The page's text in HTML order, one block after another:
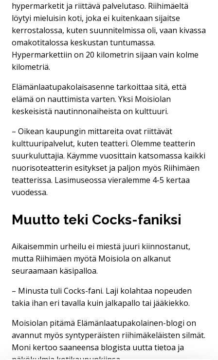
hypermarketit ja riittävä palvelutaso. Riihimäeltä
löytyi mieluisin koti, joka ei kuitenkaan sijaitse
kerrostalossa, kuten suunnitelmissa oli, vaan kivassa
omakotitalossa keskustan tuntumassa.
Hypermarkettiin on 20 kilometrin sijaan vain kolme
kilometriä.
Elämänlaatupakolaisasenne tarkoittaa sitä, että
elämä on nauttimista varten. Yksi Moisiolan
keskeisistä nautinnonaiheista on kulttuuri.
– Oikean kaupungin mittareita ovat riittävät
kulttuuripalvelut, kuten teatteri. Olemme teatterin
suurkuluttajia. Käymme vuosittain katsomassa kaikki
nuorisoteatterin esitykset ja paljon myös Riihimäen
teatterissa. Lasimuseossa vieralemme 4-5 kertaa
vuodessa.
Muutto teki Cocks-faniksi
Aikaisemmin urheilu ei miestä juuri kiinnostanut,
mutta Riihimäen myötä Moisiola on alkanut
seuraamaan käsipalloa.
– Minusta tuli Cocks-fani. Laji kolahtaa nopeuden
takia ihan eri tavalla kuin jalkapallo tai jääkiekko.
Moisiolan pitämä Elämänlaatupakolainen-blogi on
avannut myös syntyperäisten riihimäkeläisten silmät.
Moni kertoo saaneensa blogista uutta tietoa ja